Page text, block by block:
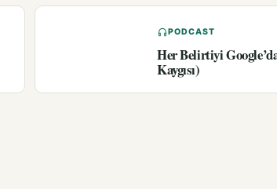
PODCAST
Her Belirtiyi
Kaygısı)